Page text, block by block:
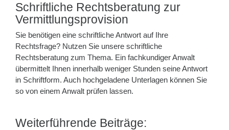
Schriftliche Rechtsberatung zur
Vermittlungsprovision
Sie benötigen eine schriftliche Antwort auf Ihre
Rechtsfrage? Nutzen Sie unsere schriftliche
Rechtsberatung zum Thema. Ein fachkundiger Anwalt
übermittelt Ihnen innerhalb weniger Stunden seine Antwort
in Schriftform. Auch hochgeladene Unterlagen können Sie
so von einem Anwalt prüfen lassen.
Weiterführende Beiträge: